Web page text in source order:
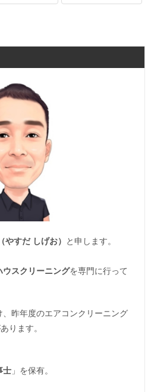
やすだ しげお）
と申します。
ウスクリーニングを専門に行って
昨年度のエアコンクリーニング
ります。
士 」を保有。